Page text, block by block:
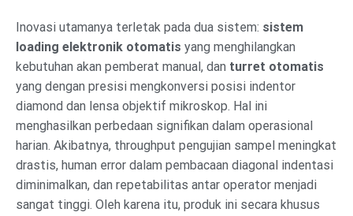
Inovasi utamanya terletak pada dua sistem: sistem
loading elektronik otomatis yang menghilangkan
kebutuhan akan pemberat manual, dan turret otomatis
yang dengan presisi mengkonversi posisi indentor
diamond dan lensa objektif mikroskop. Hal ini
menghasilkan perbedaan signifikan dalam operasional
harian. Akibatnya, throughput pengujian sampel meningkat
drastis, human error dalam pembacaan diagonal indentasi
diminimalkan, dan repetabilitas antar operator menjadi
sangat tinggi. Oleh karena itu, produk ini secara khusus